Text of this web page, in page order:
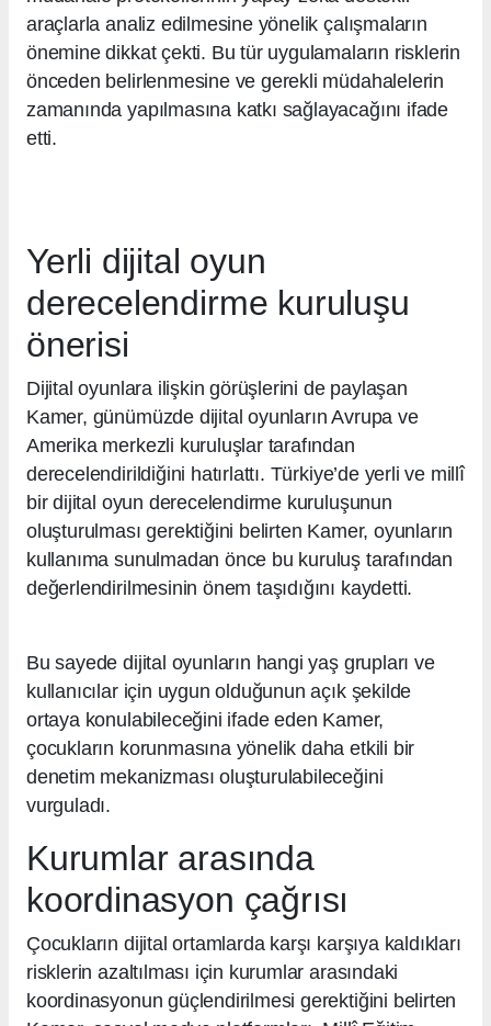
araçlarla analiz edilmesine yönelik çalışmaların
önemine dikkat çekti. Bu tür uygulamaların risklerin
önceden belirlenmesine ve gerekli müdahalelerin
zamanında yapılmasına katkı sağlayacağını ifade
etti.
Yerli dijital oyun
derecelendirme kuruluşu
önerisi
Dijital oyunlara ilişkin görüşlerini de paylaşan
Kamer, günümüzde dijital oyunların Avrupa ve
Amerika merkezli kuruluşlar tarafından
derecelendirildiğini hatırlattı. Türkiye’de yerli ve millî
bir dijital oyun derecelendirme kuruluşunun
oluşturulması gerektiğini belirten Kamer, oyunların
kullanıma sunulmadan önce bu kuruluş tarafından
değerlendirilmesinin önem taşıdığını kaydetti.
Bu sayede dijital oyunların hangi yaş grupları ve
kullanıcılar için uygun olduğunun açık şekilde
ortaya konulabileceğini ifade eden Kamer,
çocukların korunmasına yönelik daha etkili bir
denetim mekanizması oluşturulabileceğini
vurguladı.
Kurumlar arasında
koordinasyon çağrısı
Çocukların dijital ortamlarda karşı karşıya kaldıkları
risklerin azaltılması için kurumlar arasındaki
koordinasyonun güçlendirilmesi gerektiğini belirten